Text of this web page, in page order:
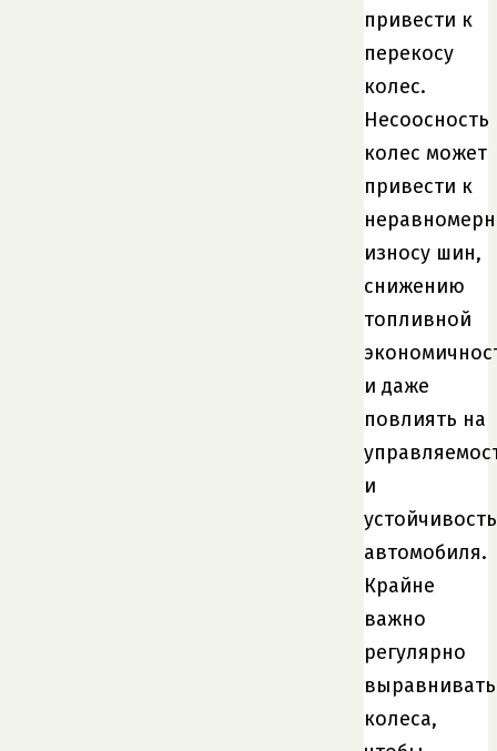
привести к
перекосу
колес.
Несоосность
колес может
привести к
износу шин,
снижению
топливной
и даже
повлиять на
и
устойчивость
автомобиля.
Крайне
важно
регулярно
выравнивать
колеса,